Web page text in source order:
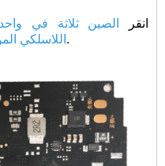
انقر
الصين ثلاثة في
اللاسلكي لمعرفة المزيد من التفاصيل.